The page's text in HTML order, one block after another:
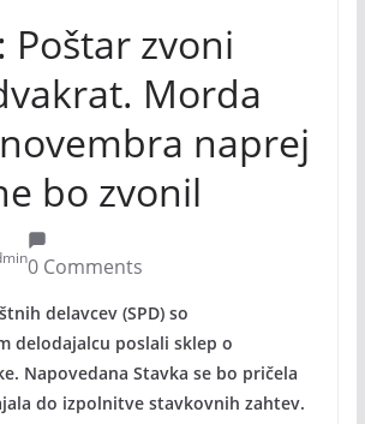
Poštar zvoni
Morda
naprej
bo zvonil
0 Comments
delavcev (SPD) so
delodajalcu poslali sklep o
Napovedana Stavka se bo pričela
do izpolnitve stavkovnih zahtev.